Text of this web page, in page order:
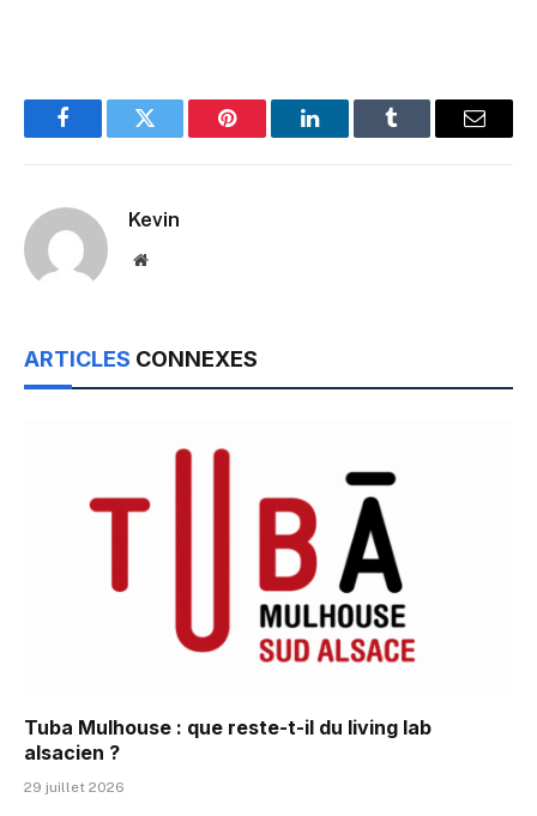
FacebookTwitter Pinterest LinkedInTumblr Email
Kevin
Website
ARTICLES CONNEXES
Tuba Mulhouse : que reste-t-il du living lab
alsacien ?
29 juillet 2026